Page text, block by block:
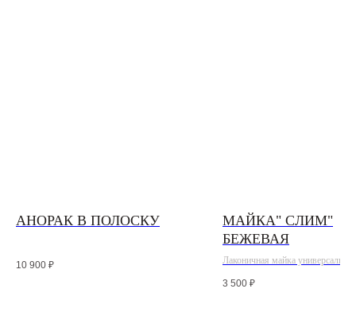
АНОРАК В ПОЛОСКУ
10 900 ₽
МАЙКА" СЛИМ"
БЕЖЕВАЯ
Лаконичная майка
регулируемыми бретелями
3 500 ₽